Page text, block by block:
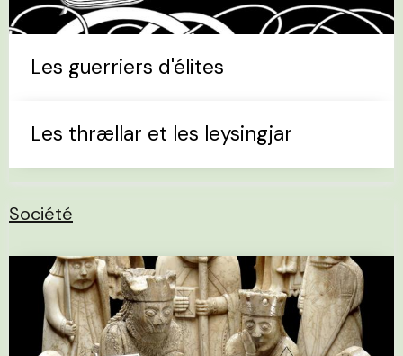
Les guerriers d'élites
Les thrællar et les leysingjar
Société